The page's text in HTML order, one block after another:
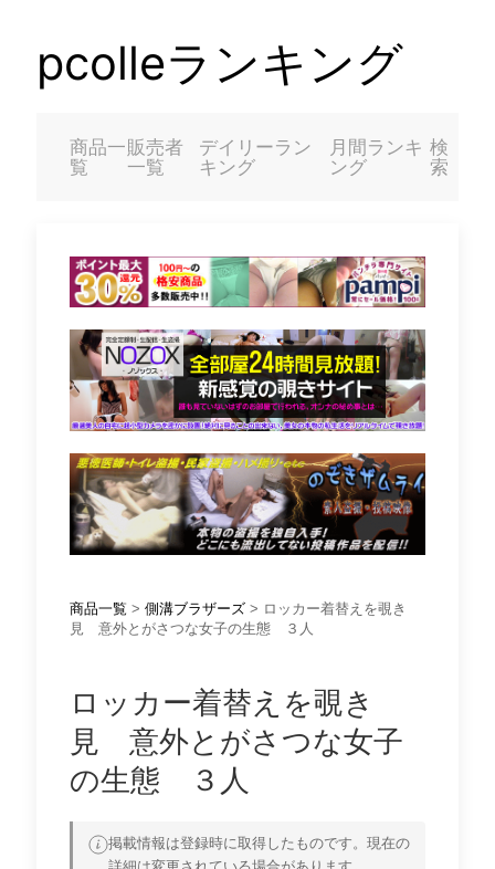
pcolleランキング
商品一
覧
販売者
一覧
デイリーラン
キング
月間ランキ
ング
検
索
商品一覧 > 側溝ブラザーズ > ロッカー着替えを覗き
見 意外とがさつな女子の生態 ３人
ロッカー着替えを覗き
見 意外とがさつな女子
の生態 ３人
掲載情報は登録時に取得したものです。現在の